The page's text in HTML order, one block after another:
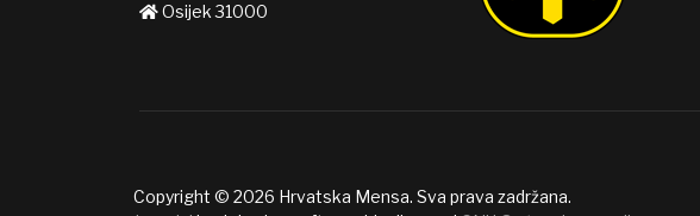
Osijek 31000
Copyright © 2026 Hrvatska Mensa. Sva prava zadržana.